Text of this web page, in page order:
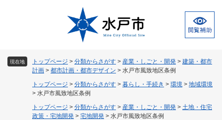
現在地 トップページ > 分類からさがす > 産業・しごと・開発 > 建築・都市
計画 > 都市計画・都市デザイン > 水戸市風致地区条例
トップページ > 分類からさがす > 暮らし・手続き > 環境 > 地域環境
> 水戸市風致地区条例
トップページ > 分類からさがす > 産業・しごと・開発 > 土地・住宅
政策・宅地開発 > 宅地開発 > 水戸市風致地区条例